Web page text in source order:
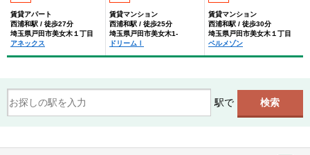
賃貸アパート
西浦和駅 / 徒歩27分
埼玉県戸田市美女木１丁目
アネックス
賃貸マンション
西浦和駅 / 徒歩25分
埼玉県戸田市美女木1-
ドリームⅠ
賃貸マンション
西浦和駅 / 徒歩30分
埼玉県戸田市美女木１丁目
ベルメゾン
駅で